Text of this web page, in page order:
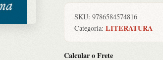
SKU: 9786584574816
Categoria: LITERATURA
Calcular o Frete